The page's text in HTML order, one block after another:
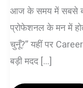
आज के समय में सबसे
प्रोफेशनल के मन में
चुनूँ?” यहीं पर
बड़ी मदद […]